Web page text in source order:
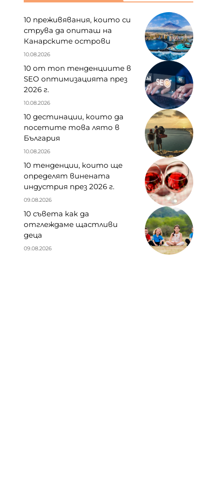
10 преживявания, които си
струва да опиташ на
Канарските острови
10.08.2026
10 от топ тенденциите в
SEO оптимизацията през
2026 г.
10.08.2026
10 дестинации, които да
посетите това лято в
България
10.08.2026
10 тенденции, които ще
определят винената
индустрия през 2026 г.
09.08.2026
10 съвета как да
отглеждаме щастливи
деца
09.08.2026